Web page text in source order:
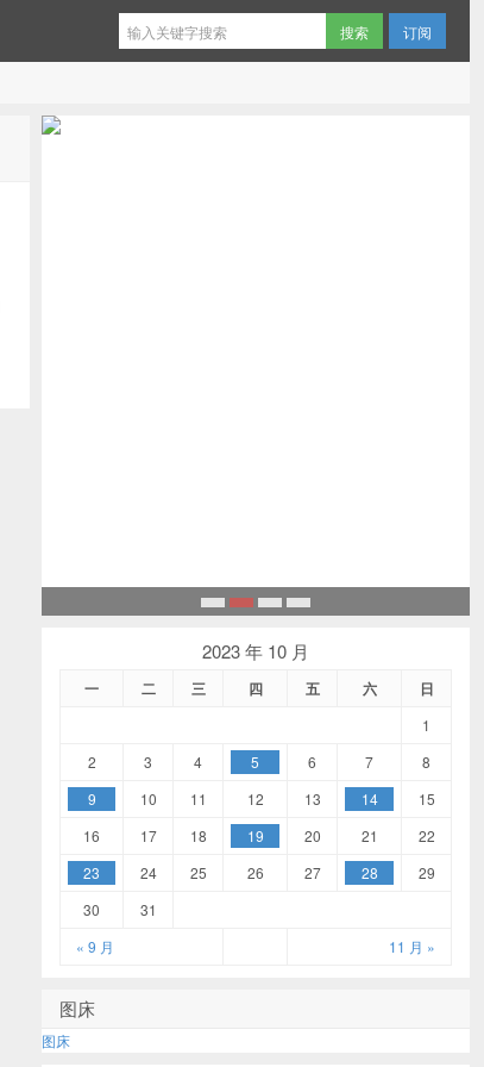
订阅
2023 年 10 月
一 二 三 四 五 六 日
« 9 月 11 月 »
1
2
3 4 5 6 7
8
9
10 11 12 13 14
15
16
17 18 19 20 21
22
23
24 25 26 27 28
29
30
31
图床
图床